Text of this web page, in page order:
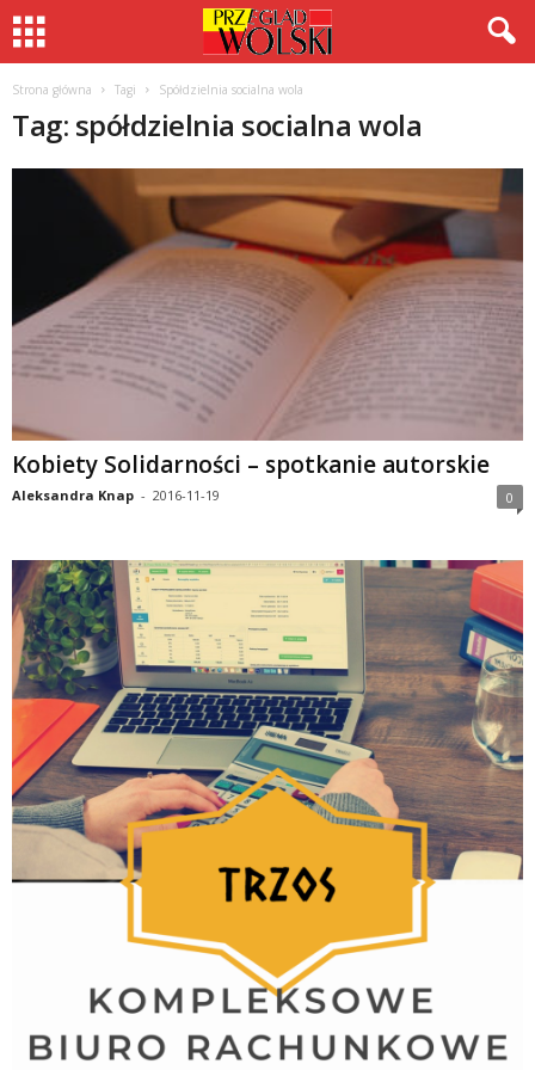
Strona główna Tagi Spółdzielnia socialna wola
Tag: spółdzielnia socialna wola
Kobiety Solidarności – spotkanie autorskie
Aleksandra Knap - 2016-11-19 0